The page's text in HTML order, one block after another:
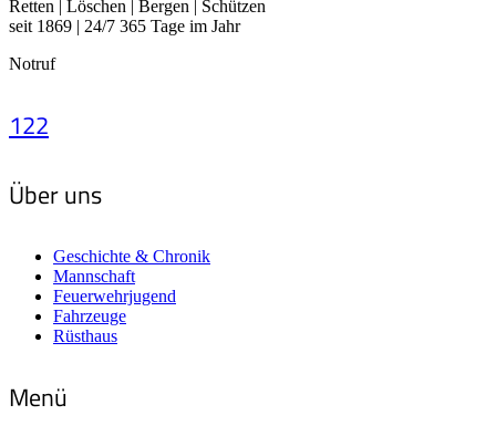
Retten | Löschen | Bergen | Schützen
seit 1869 | 24/7 365 Tage im Jahr
Notruf
122
Über uns
Geschichte & Chronik
Mannschaft
Feuerwehrjugend
Fahrzeuge
Rüsthaus
Menü